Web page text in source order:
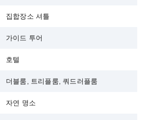
집합장소 셔틀
가이드 투어
호텔
더블룸, 트리플룸, 쿼드러플룸
자연 명소